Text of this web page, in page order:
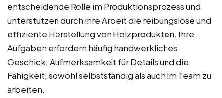
entscheidende Rolle im Produktionsprozess und
unterstützen durch ihre Arbeit die reibungslose und
effiziente Herstellung von Holzprodukten. Ihre
Aufgaben erfordern häufig handwerkliches
Geschick, Aufmerksamkeit für Details und die
Fähigkeit, sowohl selbstständig als auch im Team zu
arbeiten.